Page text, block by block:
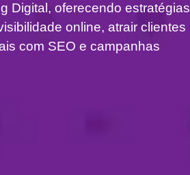
Digital, oferecendo estratégias
online, atrair clientes
com SEO e campanhas